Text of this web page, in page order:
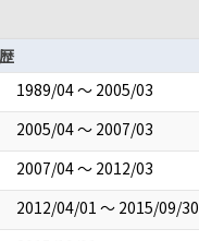
1989/04 ～ 2005/03
2005/04 ～ 2007/03
2007/04 ～ 2012/03
2012/04/01 ～ 2015/09/30